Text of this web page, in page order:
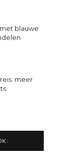
blauwe
meer